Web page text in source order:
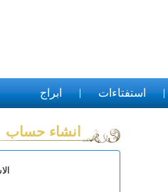
استفتاءات ابراج
انشاء حساب